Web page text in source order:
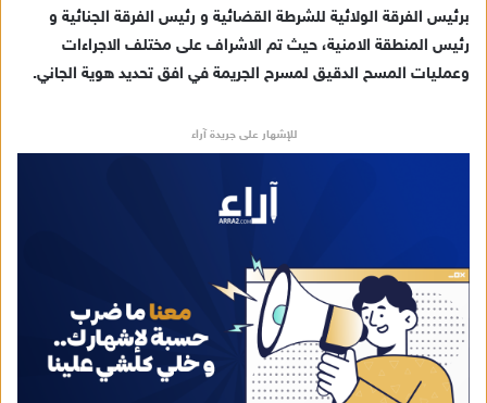
برئيس الفرقة الولائية للشرطة القضائية و رئيس الفرقة الجنائية و
رئيس المنطقة الامنية، حيث تم الاشراف على مختلف الاجراءات
وعمليات المسح الدقيق لمسرح الجريمة في افق تحديد هوية الجاني.
للإشهار على جريدة آراء